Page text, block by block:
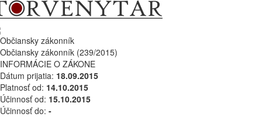
Občiansky zákonník
Občiansky zákonník (239/2015)
INFORMÁCIE O ZÁKONE
Dátum prijatia: 18.09.2015
Platnosť od: 14.10.2015
Účinnosť od: 15.10.2015
Účinnosť do: -